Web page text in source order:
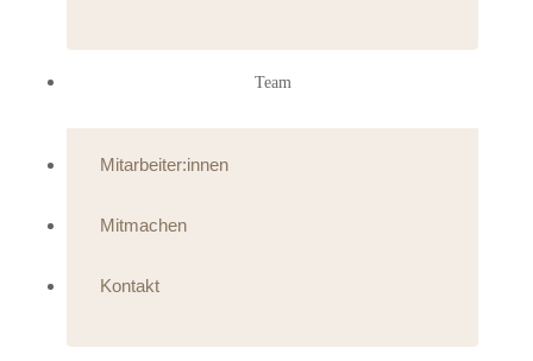
Team
Mitarbeiter:innen
Mitmachen
Kontakt